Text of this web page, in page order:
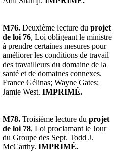
M76. Deuxième lecture du projet
de loi 76, Loi obligeant le ministre
à prendre certaines mesures pour
améliorer les conditions de travail
des travailleurs du domaine de la
santé et de domaines connexes.
France Gélinas; Wayne Gates;
Jamie West. IMPRIMÉ.
M78. Troisième lecture du projet
de loi 78, Loi proclamant le Jour
du Groupe des Sept. Todd J.
McCarthy. IMPRIMÉ.